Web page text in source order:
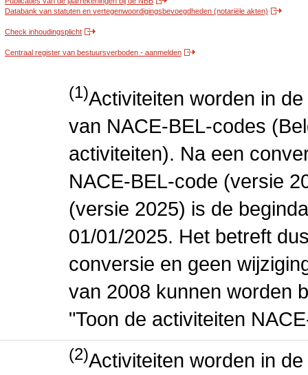
Databank van statuten en vertegenwoordigingsbevoegdheden (notariële akten)
Check inhoudingsplicht
Centraal register van bestuursverboden - aanmelden
(1)Activiteiten worden in
van NACE-BEL-codes
activiteiten). Na een
NACE-BEL-code (versie
(versie 2025) is de
01/01/2025. Het betreft
conversie en geen
van 2008 kunnen worden
"Toon de activiteiten
(2)Activiteiten worden in